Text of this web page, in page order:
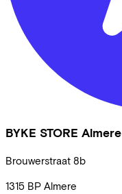
BYKE STORE Almere
Brouwerstraat 8b
1315 BP Almere